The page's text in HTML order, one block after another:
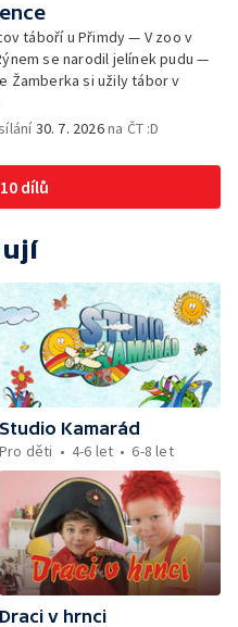
táboří u Přimdy — V zoo v
se narodil jelínek pudu —
Žamberka si užily tábor v
30. 7. 2026na ČT :D
dílů
Studio Kamarád
Pro děti
4-6 let 6-8 let
Draci v hrnci